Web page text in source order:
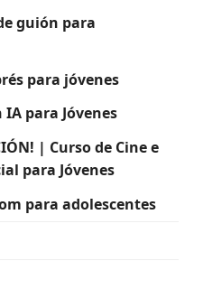
guión para
para jóvenes
IA para Jóvenes
| Curso de Cine e
para Jóvenes
para adolescentes